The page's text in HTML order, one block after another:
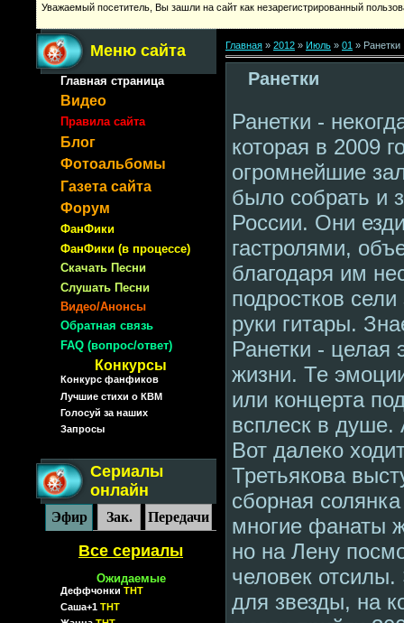
Уважаемый посетитель, Вы зашли на сайт как незарегистрированный
Меню сайта
Главная страница
Видео
Правила сайта
Блог
Фотоальбомы
Газета сайта
Форум
ФанФики
ФанФики (в процессе)
Скачать Песни
Слушать Песни
Видео/Анонсы
Обратная связь
FAQ (вопрос/ответ)
Конкурсы
Конкурс фанфиков
Лучшие стихи о КВМ
Голосуй за наших
Запросы
Сериалы
онлайн
Эфир Зак. Передачи
Все сериалы
Ожидаемые
Деффчонки ТНТ
Саша+1 ТНТ
Главная » 2012 » Июль » 01 » Ранетки
Ранетки
Ранетки -
которая в 2009
огромнейшие
было собрать и
России. Они
гастролями,
благодаря им
подростков
руки гитары.
Ранетки - целая
жизни. Те
или концерта
всплеск в душе.
Вот далеко
Третьякова
сборная
многие фанаты
но на Лену
человек
для звезды, на